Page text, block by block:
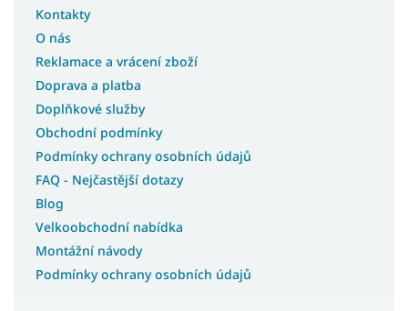
Kontakty
O nás
Reklamace a vrácení zboží
Doprava a platba
Doplňkové služby
Obchodní podmínky
Podmínky ochrany osobních údajů
FAQ - Nejčastější dotazy
Blog
Velkoobchodní nabídka
Montážní návody
Podmínky ochrany osobních údajů